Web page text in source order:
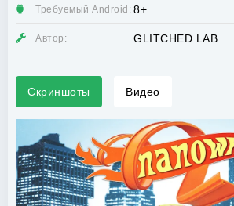
Требуемый Android: 8+
Автор: GLITCHED LAB
Скриншоты Видео